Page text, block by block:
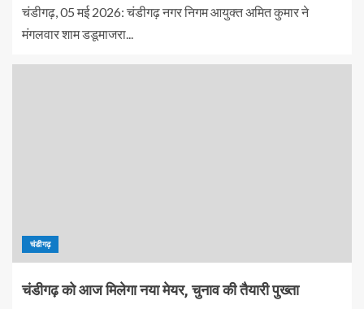
चंडीगढ़, 05 मई 2026: चंडीगढ़ नगर निगम आयुक्त अमित कुमार ने
मंगलवार शाम डडूमाजरा...
चंडीगढ़
चंडीगढ़ को आज मिलेगा नया मेयर, चुनाव की तैयारी पुख्ता